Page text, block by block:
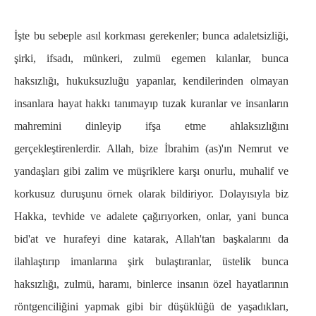
İşte bu sebeple asıl korkması gerekenler; bunca adaletsizliği,
şirki, ifsadı, münkeri, zulmü egemen kılanlar, bunca
haksızlığı, hukuksuzluğu yapanlar, kendilerinden olmayan
insanlara hayat hakkı tanımayıp tuzak kuranlar ve insanların
mahremini dinleyip ifşa etme ahlaksızlığını
gerçekleştirenlerdir. Allah, bize İbrahim (as)'ın Nemrut ve
yandaşları gibi zalim ve müşriklere karşı onurlu, muhalif ve
korkusuz duruşunu örnek olarak bildiriyor. Dolayısıyla biz
Hakka, tevhide ve adalete çağırıyorken, onlar, yani bunca
bid'at ve hurafeyi dine katarak, Allah'tan başkalarını da
ilahlaştırıp imanlarına şirk bulaştıranlar, üstelik bunca
haksızlığı, zulmü, haramı, binlerce insanın özel hayatlarının
röntgenciliğini yapmak gibi bir düşüklüğü de yaşadıkları,